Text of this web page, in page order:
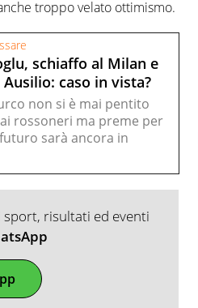
troppo velato ottimismo.
schiaffo al Milan e
caso in vista?
non si è mai pentito
rossoneri ma preme per
sarà ancora in
risultati ed eventi